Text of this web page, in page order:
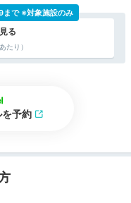
たり）
で ※対象施設のみ
予約